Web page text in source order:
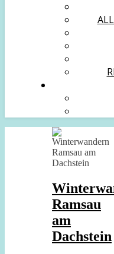
Ramsau
am
Dachstein